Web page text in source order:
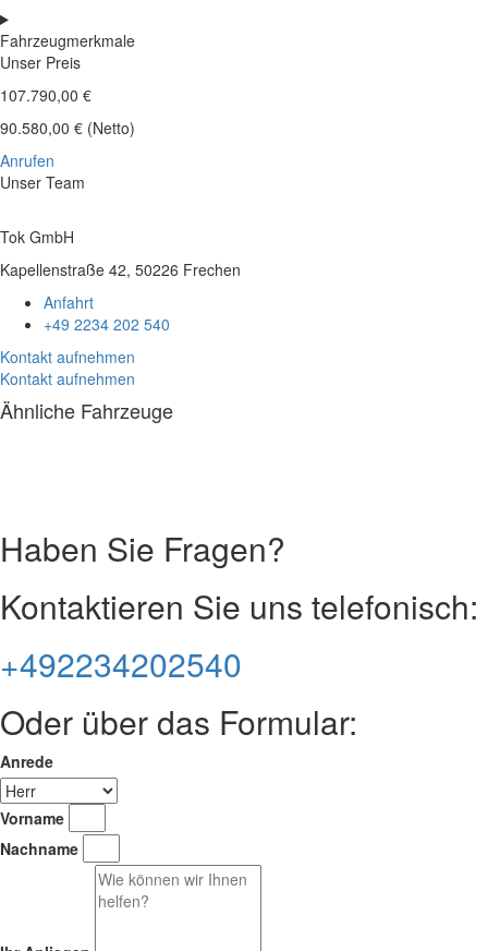
Fahrzeugmerkmale
Unser Preis
107.790,00 €
90.580,00 € (Netto)
Anrufen
Unser Team
Tok GmbH
Kapellenstraße 42, 50226 Frechen
Anfahrt
+49 2234 202 540
Kontakt aufnehmen
Kontakt aufnehmen
Ähnliche Fahrzeuge
Haben Sie Fragen?
Kontaktieren Sie uns telefonisch:
+492234202540
Oder über das Formular:
Anrede
Vorname
Nachname